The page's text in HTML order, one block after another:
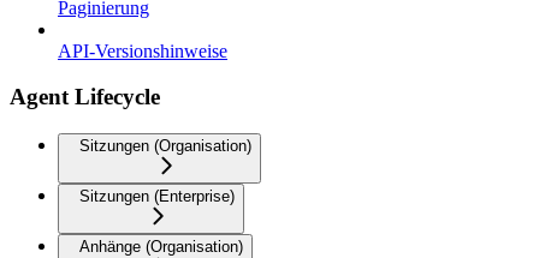
Paginierung
API-Versionshinweise
Agent Lifecycle
Sitzungen (Organisation)
Sitzungen (Enterprise)
Anhänge (Organisation)